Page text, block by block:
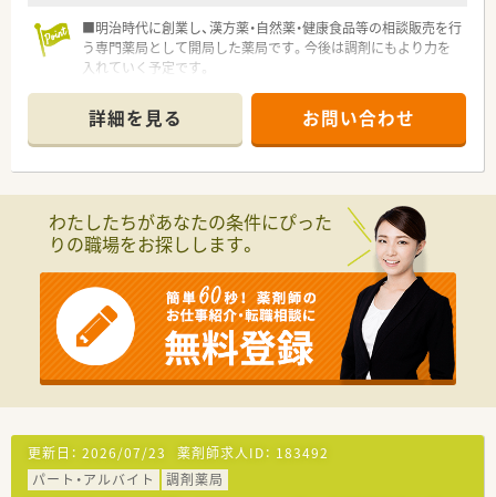
■明治時代に創業し、漢方薬・自然薬・健康食品等の相談販売を行
う専門薬局として開局した薬局です。今後は調剤にもより力を
入れていく予定です。
境です。
■実際にお仕事をしてみてから入社するかを決めていただける、
紹介予定派遣もご相談可能です。
■漢方や在宅医療についての知識を深めていただける環境で
詳細を見る お問い合わせ
わたしたちがあなたの条件にぴった
りの職場をお探しします。
更新日： 2026/07/23 薬剤師求人ID： 183492
パート・アルバイト
調剤薬局